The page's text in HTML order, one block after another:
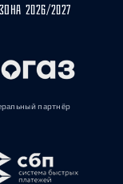
2026/2027
партнёр